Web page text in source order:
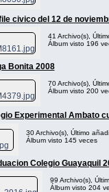
civico del 12 de
41 Archivo(s),
Álbum visto 196
Bonita 2008
70 Archivo(s),
Álbum visto 200
Experimental Ambato
30 Archivo(s), Último
Álbum visto 145 veces
Colegio Guayaquil
99 Archivo(s),
Álbum visto 204